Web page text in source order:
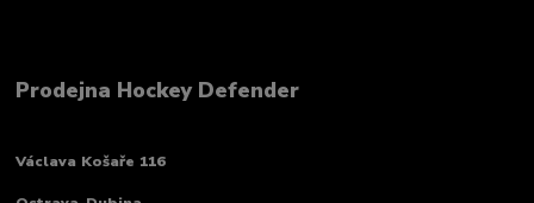
Prodejna Hockey Defender
Václava Košaře 116